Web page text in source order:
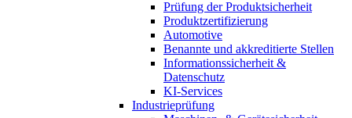
Prüfung der Produktsicherheit
Produktzertifizierung
Automotive
Benannte und akkreditierte Stellen
Informationssicherheit &
Datenschutz
KI-Services
Industrieprüfung